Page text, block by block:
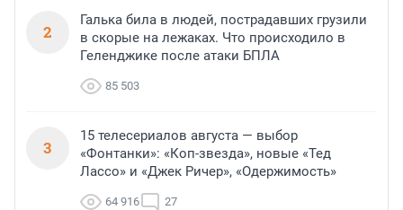
2
Галька била в людей, пострадавших грузили
в скорые на лежаках. Что происходило в
Геленджике после атаки БПЛА
85 503
3
15 телесериалов августа — выбор
«Фонтанки»: «Коп-звезда», новые «Тед
Лассо» и «Джек Ричер», «Одержимость»
64 916 27